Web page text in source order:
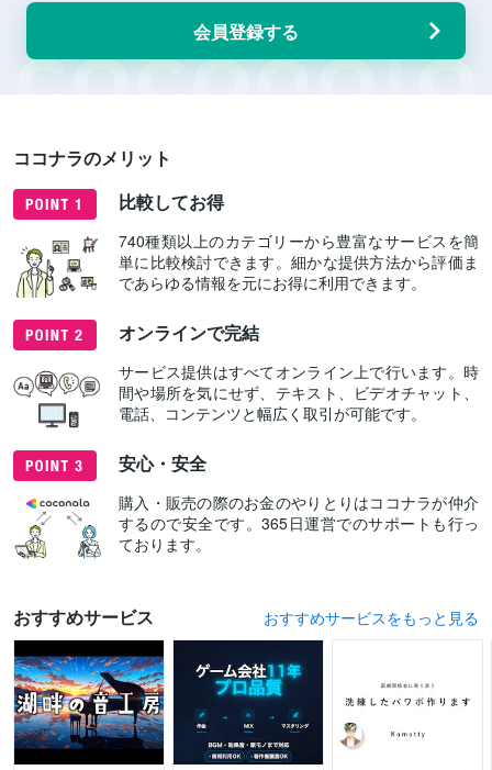
会員登録する
ココナラのメリット
比較してお得
740種類以上のカテゴリーから豊富なサービスを簡
単に比較検討できます。細かな提供方法から評価ま
であらゆる情報を元にお得に利用できます。
オンラインで完結
サービス提供はすべてオンライン上で行います。時
間や場所を気にせず、テキスト、ビデオチャット、
電話、コンテンツと幅広く取引が可能です。
安心・安全
購入・販売の際のお金のやりとりはココナラが仲介
するので安全です。365日運営でのサポートも行っ
ております。
おすすめサービス おすすめサービスをもっと見る